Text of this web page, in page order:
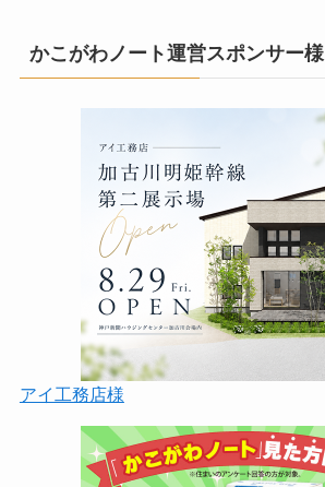
かこがわノート運営スポンサー様
アイ工務店様